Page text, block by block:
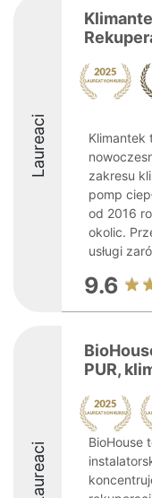
Laureaci
Klimantek
zakresu
pomp
od 2016
okolic.
usługi
9.6
Laureaci
PUR,
BioHouse